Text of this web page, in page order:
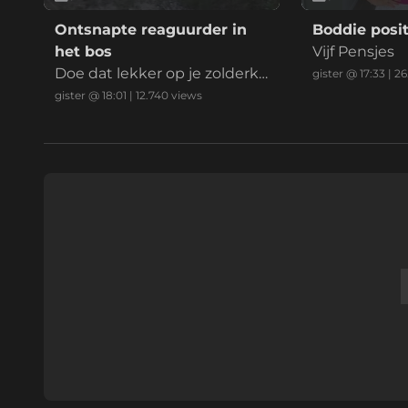
Ontsnapte reaguurder in
het bos
Doe dat lekker op je zolderka
mer mafkees
gister @ 18:01 | 12.740 views
Boddie
Vijf Pensjes
gister @ 17:33 |